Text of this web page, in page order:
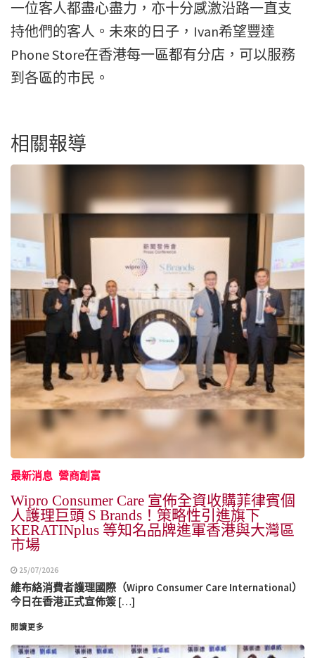
一位客人都盡心盡力，亦十分感激沿路一直支
持他們的客人。未來的日子，Ivan希望豐達
Phone Store在香港每一區都有分店，可以服務
到各區的市民。
相關報導
最新消息 營商創富
Wipro Consumer Care 宣佈全資收購菲律賓個
人護理巨頭 S Brands！策略性引進旗下
KERATINplus 等知名品牌進軍香港與大灣區
市場
25/07/2026
維布絡消費者護理國際（Wipro Consumer Care International）
今日在香港正式宣佈簽 […]
閱讀更多